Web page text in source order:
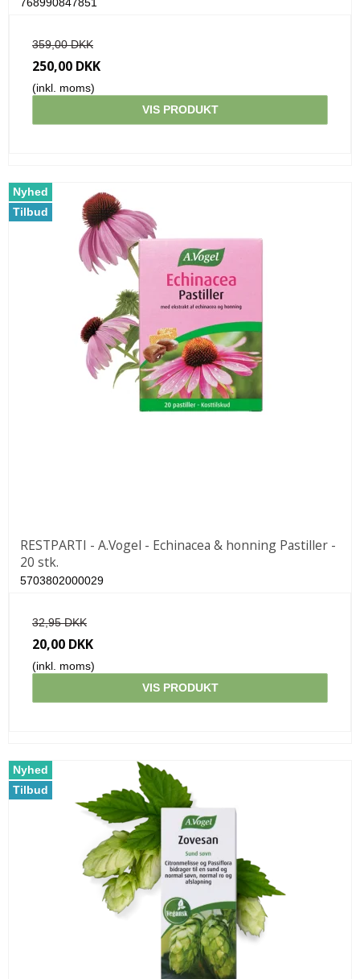
359,00 DKK
250,00 DKK
(inkl. moms)
VIS PRODUKT
Nyhed
Tilbud
RESTPARTI - A.Vogel - Echinacea & honning Pastiller -
20 stk.
5703802000029
32,95 DKK
20,00 DKK
(inkl. moms)
VIS PRODUKT
Nyhed
Tilbud